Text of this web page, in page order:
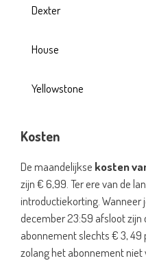
Dexter
House
Yellowstone
Kosten
De maandelijkse kosten
zijn € 6,99. Ter ere van de
introductiekorting. Wanneer
december 23:59 afsloot zijn
abonnement slechts € 3, 49
zolang het abonnement niet